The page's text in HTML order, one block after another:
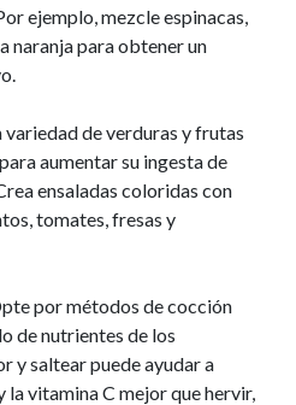
ejemplo, mezcle espinacas,
naranja para obtener un
variedad de verduras y frutas
aumentar su ingesta de
ensaladas coloridas con
tomates, fresas y
por métodos de cocción
de nutrientes de los
y saltear puede ayudar a
vitamina C mejor que hervir,